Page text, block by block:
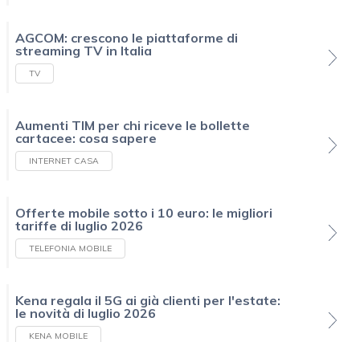
AGCOM: crescono le piattaforme di
streaming TV in Italia
TV
Aumenti TIM per chi riceve le bollette
cartacee: cosa sapere
INTERNET CASA
Offerte mobile sotto i 10 euro: le migliori
tariffe di luglio 2026
TELEFONIA MOBILE
Kena regala il 5G ai già clienti per l'estate:
le novità di luglio 2026
KENA MOBILE